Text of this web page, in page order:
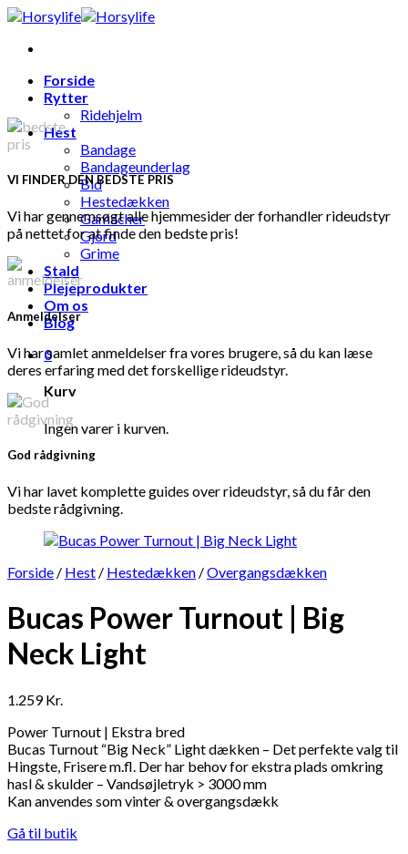
Skip
content
Forside
Rytter
Ridehjelm
Hest
Bandage
Bandageunderlag
Bid
Hestedækken
Gamacher
Gjord
Grime
Stald
Plejeprodukter
Om os
Blog
0
Kurv
Ingen varer i kurven.
VI FINDER DEN BEDSTE PRIS
Vi har gennemsøgt alle hjemmesider der forhandler rideudstyr
på nettet for at finde den bedste pris!
Anmeldelser
Vi har samlet anmeldelser fra vores brugere, så du kan læse
deres erfaring med det forskellige rideudstyr.
God rådgivning
Vi har lavet komplette guides over rideudstyr, så du får den
bedste rådgivning.
Forside / Hest / Hestedækken /Overgangsdækken
Bucas Power Turnout | Big
Neck Light
1.259Kr.
Power Turnout | Ekstra bred
Bucas Turnout “Big Neck” Light dækken – Det perfekte valg til
Hingste, Frisere m.fl. Der har behov for ekstra plads omkring
hasl & skulder – Vandsøjletryk > 3000 mm
Kan anvendes som vinter & overgangsdækk
Gå til butik